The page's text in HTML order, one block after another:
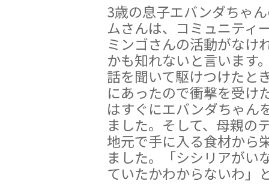
3歳の息子エバンダちゃ
ムさんは、コミュニティ
ミンゴさんの活動がなけ
かも知れないと言います
話を聞いて駆けつけたと
にあったので衝撃を受け
はすぐにエバンダちゃん
ました。そして、母親の
地元で手に入る食材から
ました。「シシリアがい
ていたかわからないわ」